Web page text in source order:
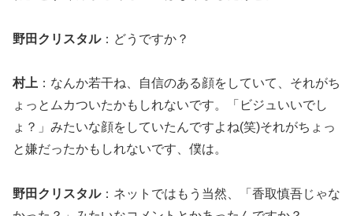
野田クリスタル：どうですか？
村上 ：なんか若干ね、自信のある顔をしていて、それがち
ょっとムカついたかもしれないです。「ビジュいいでし
ょ？」みたいな顔をしていたんですよね(笑)それがちょっ
と嫌だったかもしれないです、僕は。
野田クリスタル：ネットではもう当然、「香取慎吾じゃな